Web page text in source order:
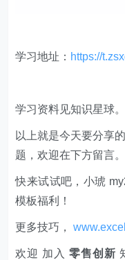
学习地址： https://
学习资料见知识星球。
以上就是今天要分享
题，欢迎在下方留言。
快来试试吧，小琥
模板福利​​​​！
更多技巧，
欢迎 加入 零售创新